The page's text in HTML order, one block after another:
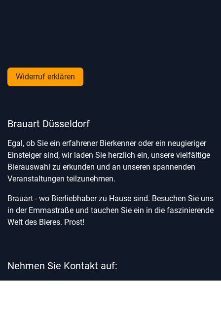
Widerruf erklären
Brauart Düsseldorf
Egal, ob Sie ein erfahrener Bierkenner oder ein neugieriger
Einsteiger sind, wir laden Sie herzlich ein, unsere vielfältige
Bierauswahl zu erkunden und an unseren spannenden
Veranstaltungen teilzunehmen.
Brauart - wo Bierliebhaber zu Hause sind. Besuchen Sie uns
in der Emmastraße und tauchen Sie ein in die faszinierende
Welt des Bieres. Prost!
Nehmen Sie Kontakt auf: